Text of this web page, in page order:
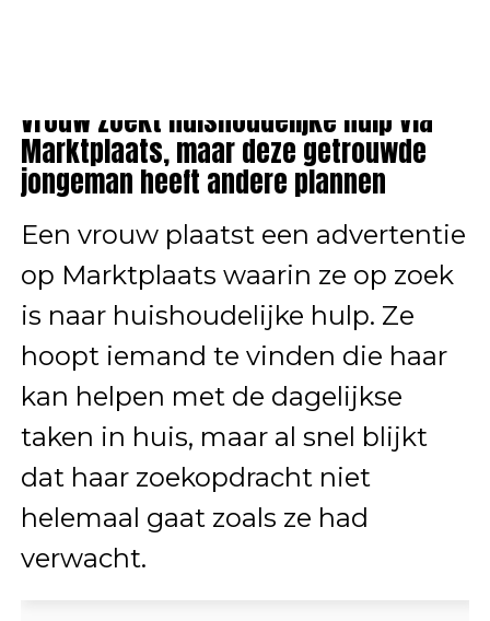
Vrouw zoekt huishoudelijke hulp via
Marktplaats, maar deze getrouwde
jongeman heeft andere plannen
Een vrouw plaatst een advertentie
op Marktplaats waarin ze op zoek
is naar huishoudelijke hulp. Ze
hoopt iemand te vinden die haar
kan helpen met de dagelijkse
taken in huis, maar al snel blijkt
dat haar zoekopdracht niet
helemaal gaat zoals ze had
verwacht.